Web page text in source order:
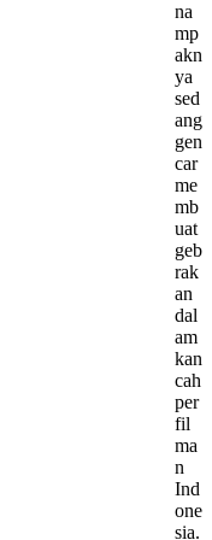
na
mp
akn
ya
sed
ang
gen
car
me
mb
uat
geb
rak
an
dal
am
kan
cah
per
fil
ma
n
Ind
one
sia.